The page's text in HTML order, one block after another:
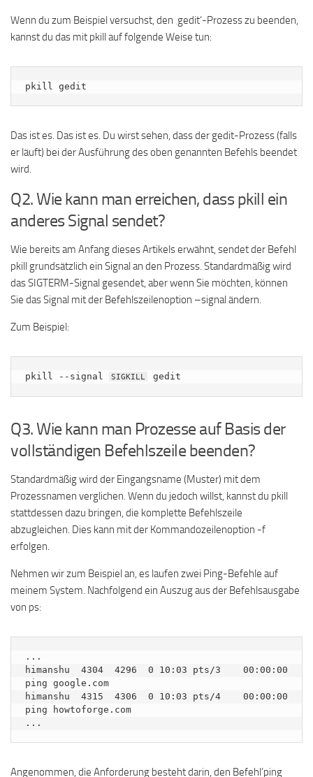
Wenn du zum Beispiel versuchst, den ‚gedit‘-Prozess zu beenden,
kannst du das mit pkill auf folgende Weise tun:
pkill gedit
Das ist es. Das ist es. Du wirst sehen, dass der gedit-Prozess (falls
er läuft) bei der Ausführung des oben genannten Befehls beendet
wird.
Q2. Wie kann man erreichen, dass pkill ein
anderes Signal sendet?
Wie bereits am Anfang dieses Artikels erwähnt, sendet der Befehl
pkill grundsätzlich ein Signal an den Prozess. Standardmäßig wird
das SIGTERM-Signal gesendet, aber wenn Sie möchten, können
Sie das Signal mit der Befehlszeilenoption –signal ändern.
Zum Beispiel:
pkill --signal SIGKILL gedit
Q3. Wie kann man Prozesse auf Basis der
vollständigen Befehlszeile beenden?
Standardmäßig wird der Eingangsname (Muster) mit dem
Prozessnamen verglichen. Wenn du jedoch willst, kannst du pkill
stattdessen dazu bringen, die komplette Befehlszeile
abzugleichen. Dies kann mit der Kommandozeilenoption -f
erfolgen.
Nehmen wir zum Beispiel an, es laufen zwei Ping-Befehle auf
meinem System. Nachfolgend ein Auszug aus der Befehlsausgabe
von ps:
...
himanshu  4304  4296  0 10:03 pts/3    00:00:00
ping google.com
himanshu  4315  4306  0 10:03 pts/4    00:00:00
ping howtoforge.com
...
Angenommen, die Anforderung besteht darin, den Befehl’ping